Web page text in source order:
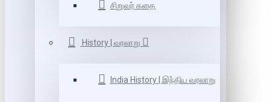
சிறுவர் கதை
History | வரலாறு
India History | இந்திய வரலாறு